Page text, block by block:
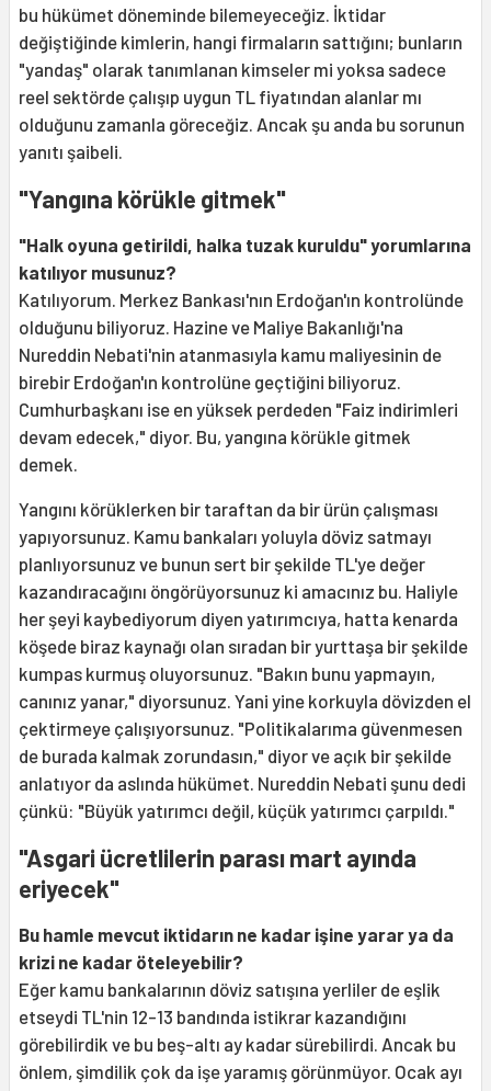
bu hükümet döneminde bilemeyeceğiz. İktidar
değiştiğinde kimlerin, hangi firmaların sattığını; bunların
"yandaş" olarak tanımlanan kimseler mi yoksa sadece
reel sektörde çalışıp uygun TL fiyatından alanlar mı
olduğunu zamanla göreceğiz. Ancak şu anda bu sorunun
yanıtı şaibeli.
"Yangına körükle gitmek"
"Halk oyuna getirildi, halka tuzak kuruldu" yorumlarına
katılıyor musunuz?
Katılıyorum. Merkez Bankası'nın Erdoğan'ın kontrolünde
olduğunu biliyoruz. Hazine ve Maliye Bakanlığı'na
Nureddin Nebati'nin atanmasıyla kamu maliyesinin de
birebir Erdoğan'ın kontrolüne geçtiğini biliyoruz.
Cumhurbaşkanı ise en yüksek perdeden "Faiz indirimleri
devam edecek," diyor. Bu, yangına körükle gitmek
demek.
Yangını körüklerken bir taraftan da bir ürün çalışması
yapıyorsunuz. Kamu bankaları yoluyla döviz satmayı
planlıyorsunuz ve bunun sert bir şekilde TL'ye değer
kazandıracağını öngörüyorsunuz ki amacınız bu. Haliyle
her şeyi kaybediyorum diyen yatırımcıya, hatta kenarda
köşede biraz kaynağı olan sıradan bir yurttaşa bir şekilde
kumpas kurmuş oluyorsunuz. "Bakın bunu yapmayın,
canınız yanar," diyorsunuz. Yani yine korkuyla dövizden el
çektirmeye çalışıyorsunuz. "Politikalarıma güvenmesen
de burada kalmak zorundasın," diyor ve açık bir şekilde
anlatıyor da aslında hükümet. Nureddin Nebati şunu dedi
çünkü: "Büyük yatırımcı değil, küçük yatırımcı çarpıldı."
"Asgari ücretlilerin parası mart ayında
eriyecek"
Bu hamle mevcut iktidarın ne kadar işine yarar ya da
krizi ne kadar öteleyebilir?
Eğer kamu bankalarının döviz satışına yerliler de eşlik
etseydi TL'nin 12-13 bandında istikrar kazandığını
görebilirdik ve bu beş-altı ay kadar sürebilirdi. Ancak bu
önlem, şimdilik çok da işe yaramış görünmüyor. Ocak ayı